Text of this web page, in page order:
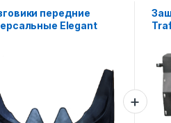
передние
Elegant